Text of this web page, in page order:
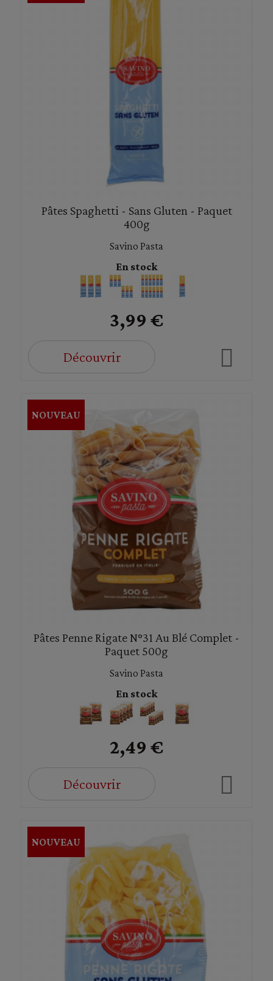
Pâtes Spaghetti - Sans Gluten - Paquet
400g
Savino Pasta
En stock
3,99 €
Découvrir
Pâtes Penne Rigate N°31 Au Blé Complet -
Paquet 500g
Savino Pasta
En stock
2,49 €
Découvrir
NOUVEAU
NOUVEAU